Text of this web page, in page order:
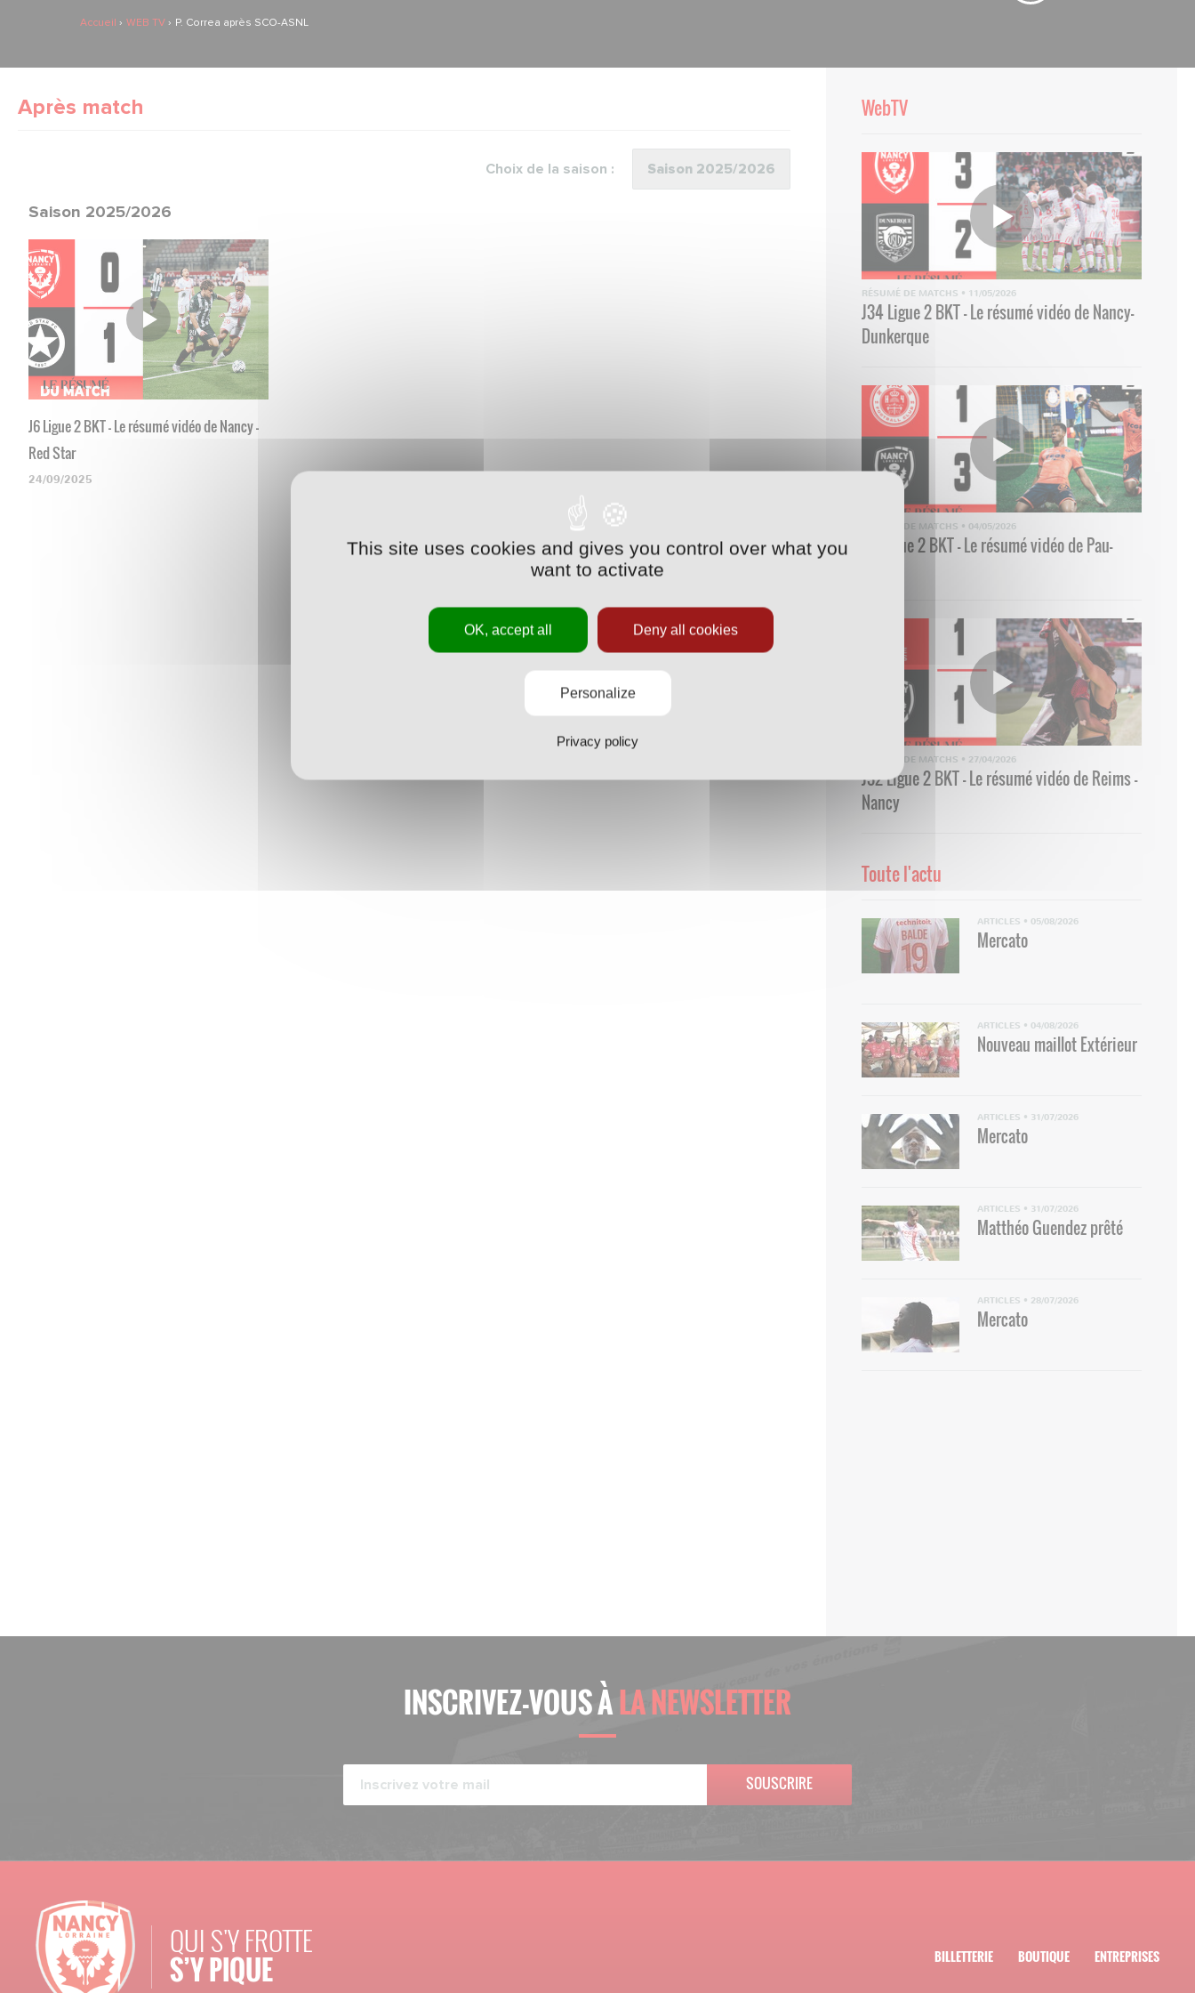
Accueil WEB TV P. Correa après SCO-ASNL
Après match
Choix de la saison :
Saison 2025/2026
J6 Ligue 2 BKT - Le résumé vidéo de Nancy -
Red Star
24/09/2025
WebTV
RÉSUMÉ DE MATCHS • 11/05/2026
J34 Ligue 2 BKT - Le résumé vidéo de Nancy-
Dunkerque
RÉSUMÉ DE MATCHS • 04/05/2026
33 Ligue 2 BKT - Le résumé vidéo de Pau-
RÉSUMÉ DE MATCHS • 27/04/2026
J32 Ligue 2 BKT - Le résumé vidéo de Reims -
Nancy
Toute l'actu
ARTICLES • 05/08/2026
Mercato
ARTICLES • 04/08/2026
Nouveau maillot Extérieur
ARTICLES • 31/07/2026
Mercato
ARTICLES • 31/07/2026
Matthéo Guendez prêté
ARTICLES • 28/07/2026
Mercato
INSCRIVEZ-VOUS ÀLA NEWSLETTER
SOUSCRIRE
QUI S'Y FROTTE
S’Y PIQUE BILLETTERIE BOUTIQUE ENTREPRISES
This site uses cookies and gives you control over what you
want to activate
OK, accept all Deny all cookies
Personalize
Privacy policy